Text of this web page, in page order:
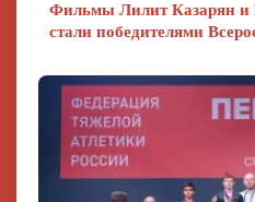
Фильмы Лилит Казарян
стали победителями